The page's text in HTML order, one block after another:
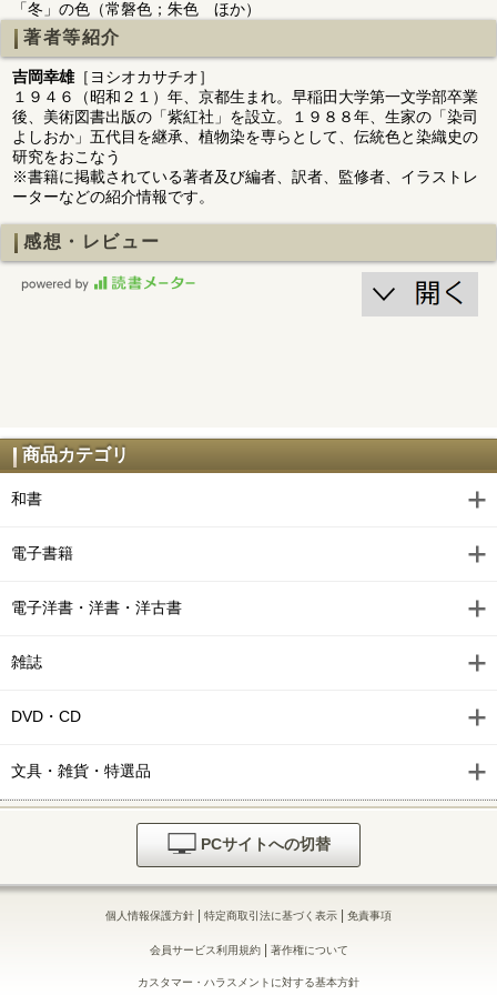
「冬」の色（常磐色；朱色 ほか）
著者等紹介
吉岡幸雄［ヨシオカサチオ］
１９４６（昭和２１）年、京都生まれ。早稲田大学第一文学部卒業
後、美術図書出版の「紫紅社」を設立。１９８８年、生家の「染司
よしおか」五代目を継承、植物染を専らとして、伝統色と染織史の
研究をおこなう
※書籍に掲載されている著者及び編者、訳者、監修者、イラストレ
ーターなどの紹介情報です。
感想・レビュー
商品カテゴリ
和書
電子書籍
電子洋書・洋書・洋古書
雑誌
DVD・CD
文具・雑貨・特選品
PCサイトへの切替
個人情報保護方針 特定商取引法に基づく表示 免責事項
会員サービス利用規約| 著作権について
カスタマー・ハラスメントに対する基本方針